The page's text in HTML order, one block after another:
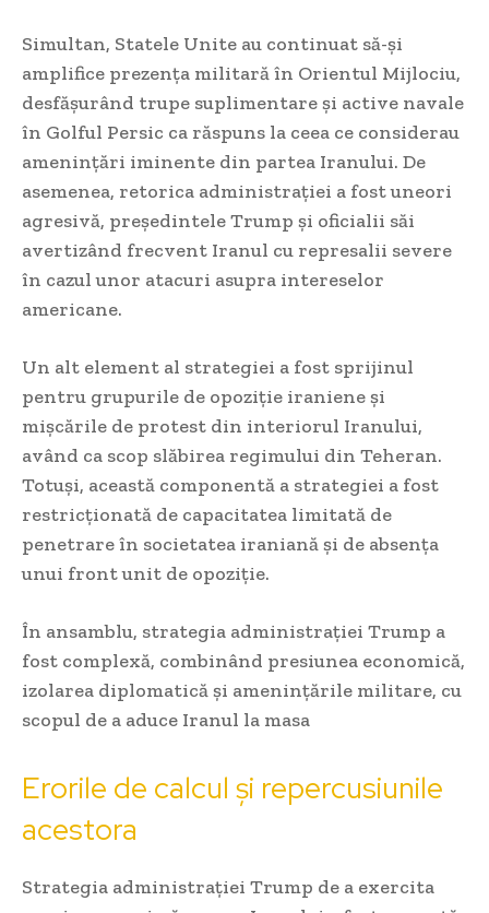
Simultan, Statele Unite au continuat să-și
amplifice prezența militară în Orientul Mijlociu,
desfășurând trupe suplimentare și active navale
în Golful Persic ca răspuns la ceea ce considerau
amenințări iminente din partea Iranului. De
asemenea, retorica administrației a fost uneori
agresivă, președintele Trump și oficialii săi
avertizând frecvent Iranul cu represalii severe
în cazul unor atacuri asupra intereselor
americane.
Un alt element al strategiei a fost sprijinul
pentru grupurile de opoziție iraniene și
mișcările de protest din interiorul Iranului,
având ca scop slăbirea regimului din Teheran.
Totuși, această componentă a strategiei a fost
restricționată de capacitatea limitată de
penetrare în societatea iraniană și de absența
unui front unit de opoziție.
În ansamblu, strategia administrației Trump a
fost complexă, combinând presiunea economică,
izolarea diplomatică și amenințările militare, cu
scopul de a aduce Iranul la masa
Erorile de calcul și repercusiunile
acestora
Strategia administrației Trump de a exercita